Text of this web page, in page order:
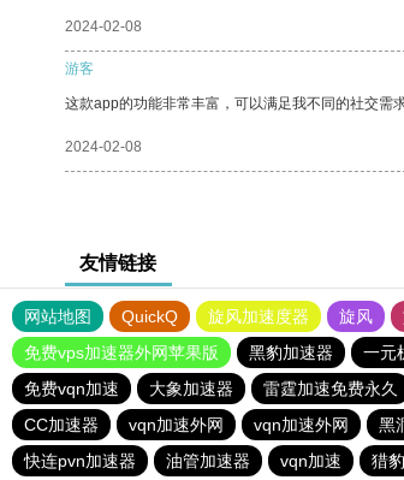
2024-02-08
游客
这款app的功能非常丰富，可以满足我不同的社交需求
2024-02-08
友情链接
网站地图 QuickQ 旋风加速度器 旋风
免费vps加速器外网苹果版
黑豹加速器 一元
免费vqn加速
大象加速器 雷霆加速免费永久
CC加速器
vqn加速外网 vqn加速外网 黑
快连pvn加速器
油管加速器 vqn加速 猎